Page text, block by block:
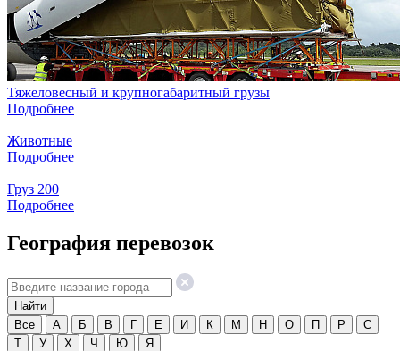
Тяжеловесный и крупногабаритный грузы
Подробнее
Животные
Подробнее
Груз 200
Подробнее
География перевозок
Все А Б В Г Е И К М Н О П Р
С
Т
У Х Ч Ю Я